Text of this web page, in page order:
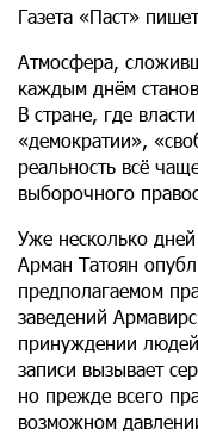
Газета «Паст»
Атмосфера,
каждым днём
В стране, где
«демократии»,
реальность всё
выборочного
Уже несколько
Арман Татоян
предполагаемом
заведений
принуждении
записи вызывает
но прежде всего
возможном